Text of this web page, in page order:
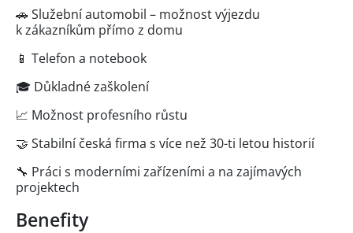
🚗 Služební automobil – možnost výjezdu
k zákazníkům přímo z domu
📱 Telefon a notebook
🎓 Důkladné zaškolení
📈 Možnost profesního růstu
🤝 Stabilní česká firma s více než 30-ti letou historií
🔧 Práci s moderními zařízeními a na zajímavých
projektech
Benefity